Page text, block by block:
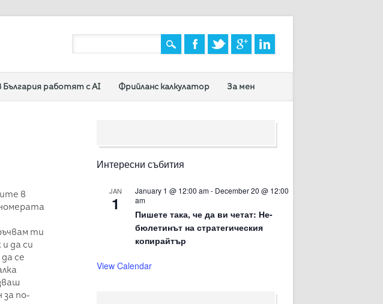
България работят с AI Фрийланс калкулатор За мен
в
ти
да си
се
по-
Интересни събития
JAN
1
January 1 @ 12:00 am- December 20 @ 12:00
am
Пишете така, че да ви четат: Не-
бюлетинът на стратегическия
копирайтър
View Calendar